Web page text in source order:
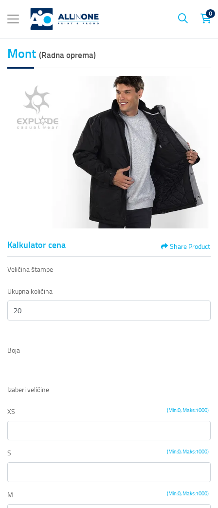
0
Mont (Radna oprema)
Kalkulator cena Share Product
Veličina štampe
Ukupna količina
Boja
Izaberi veličine
(Min:0, Maks:1000)
XS
(Min:0, Maks:1000)
S
(Min:0, Maks:1000)
M